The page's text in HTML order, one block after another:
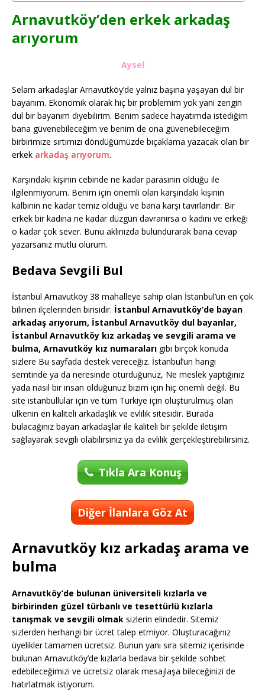
Arnavutköy’den erkek arkadaş
arıyorum
Aysel
Selam arkadaşlar Arnavutköy’de yalnız başına yaşayan dul bir
bayanım. Ekonomik olarak hiç bir problemim yok yani zengin
dul bir bayanım diyebilirim. Benim sadece hayatımda istediğim
bana güvenebileceğim ve benim de ona güvenebileceğim
birbirimize sırtımızı döndüğümüzde bıçaklama yazacak olan bir
erkek arkadaş arıyorum.
Karşındaki kişinin cebinde ne kadar parasının olduğu ile
ilgilenmiyorum. Benim için önemli olan karşındaki kişinin
kalbinin ne kadar temiz olduğu ve bana karşı tavırlarıdır. Bir
erkek bir kadına ne kadar düzgün davranırsa o kadını ve erkeği
o kadar çok sever. Bunu aklınızda bulundurarak bana cevap
yazarsanız mutlu olurum.
Bedava Sevgili Bul
İstanbul Arnavutköy 38 mahalleye sahip olan İstanbul’un en çok
bilinen ilçelerinden birisidir. İstanbul Arnavutköy’de bayan
arkadaş arıyorum, İstanbul Arnavutköy dul bayanlar,
İstanbul Arnavutköy kız arkadaş ve sevgili arama ve
bulma, Arnavutköy kız numaraları gibi birçok konuda
sizlere Bu sayfada destek vereceğiz. İstanbul’un hangi
semtinde ya da neresinde oturduğunuz, Ne meslek yaptığınız
yada nasıl bir insan olduğunuz bizim için hiç önemli değil. Bu
site istanbullular için ve tüm Türkiye için oluşturulmuş olan
ülkenin en kaliteli arkadaşlık ve evlilik sitesidir. Burada
bulacağınız bayan arkadaşlar ile kaliteli bir şekilde iletişim
sağlayarak sevgili olabilirsiniz ya da evlilik gerçekleştirebilirsiniz.
Tıkla Ara Konuş
Diğer İlanlara Göz At
Arnavutköy kız arkadaş arama ve
bulma
Arnavutköy’de bulunan üniversiteli kızlarla ve
birbirinden güzel türbanlı ve tesettürlü kızlarla
tanışmak ve sevgili olmak sizlerin elindedir. Sitemiz
sizlerden herhangi bir ücret talep etmiyor. Oluşturacağınız
üyelikler tamamen ücretsiz. Bunun yanı sıra sitemiz içerisinde
bulunan Arnavutköy’de kızlarla bedava bir şekilde sohbet
edebileceğimizi ve ücretsiz olarak mesajlaşa bileceğinizi de
hatırlatmak istiyorum.